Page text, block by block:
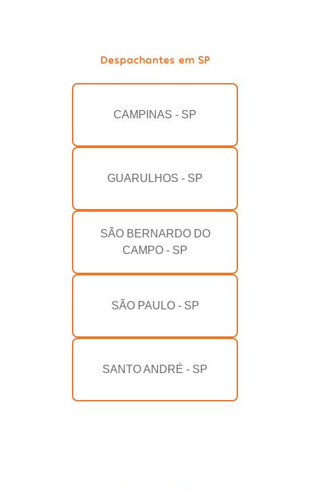
Despachantes em SP
CAMPINAS - SP
GUARULHOS - SP
SÃO BERNARDO DO
CAMPO - SP
SÃO PAULO - SP
SANTO ANDRÉ - SP